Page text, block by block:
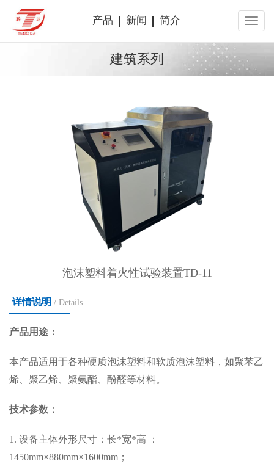
产品 新闻 简介
建筑系列
泡沫塑料着火性试验装置TD-11
详情说明 / Details
产品用途：
本产品适用于各种硬质泡沫塑料和软质泡沫塑料，如聚苯乙
烯、聚乙烯、聚氨酯、酚醛等材料。
技术参数：
1. 设备主体外形尺寸：长*宽*高 ：
1450mm×880mm×1600mm；